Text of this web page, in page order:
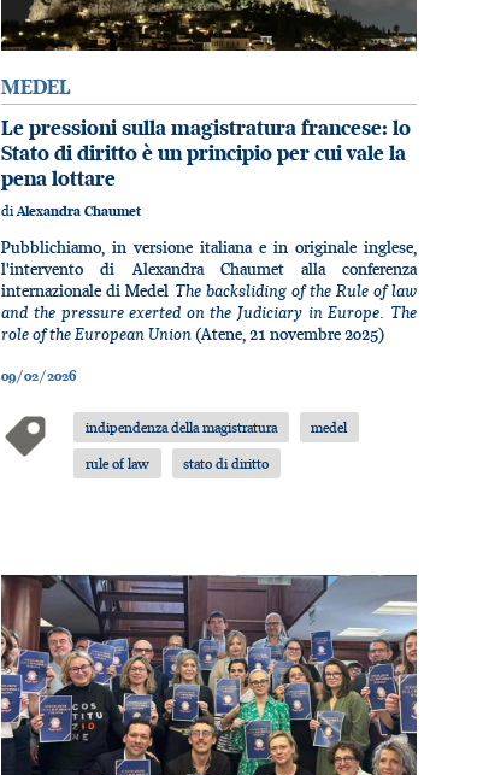
MEDEL
Le pressioni sulla magistratura francese: lo
Stato di diritto è un principio per cui vale la
pena lottare
diAlexandra Chaumet
Pubblichiamo, in versione italiana e in originale inglese,
l'intervento di Alexandra Chaumet alla conferenza
internazionale di Medel The backsliding of the Rule of law
and the pressure exerted on the Judiciary in Europe. The
role of the European Union(Atene, 21 novembre 2025)
09/02/2026
indipendenza della magistratura
medel
rule of law
stato di diritto